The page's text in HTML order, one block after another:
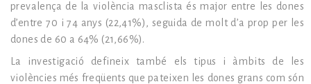
prevalença de la violència masclista és major entre les dones
d’entre 70 i 74 anys (22,41%), seguida de molt d’a prop per les
dones de 60 a 64% (21,66%).
La investigació defineix també els tipus i àmbits de les
violències més freqüents que pateixen les dones grans com són